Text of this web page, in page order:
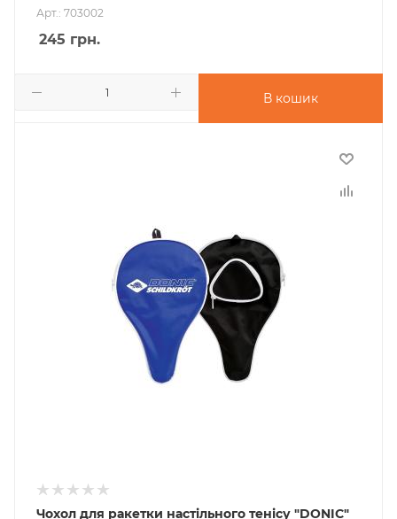
Арт.: 703002
245 грн.
В кошик
Чохол для ракетки настільного тенісу "DONIC"